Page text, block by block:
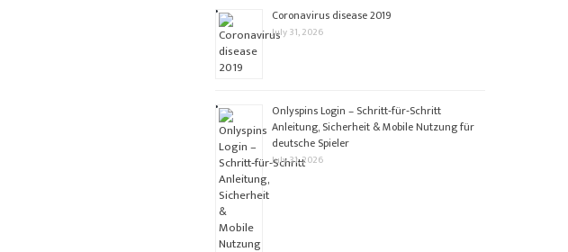
Coronavirus disease 2019
July 31, 2026
Onlyspins Login – Schritt‑für‑Schritt
Anleitung, Sicherheit & Mobile Nutzung für
deutsche Spieler
July 31, 2026